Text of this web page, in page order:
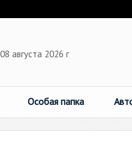
августа 2026 г
Особая папка